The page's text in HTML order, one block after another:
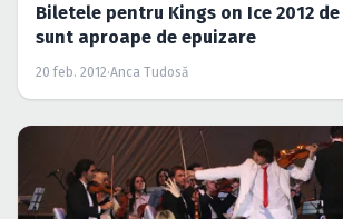
Biletele pentru Kings on Ice 2012
sunt aproape de epuizare
20 feb. 2012·Anca Tudosă